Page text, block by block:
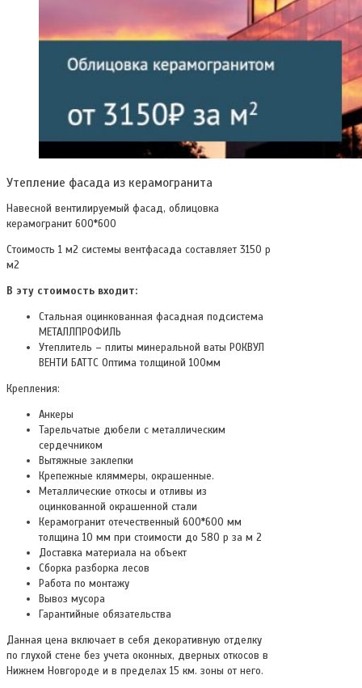
Утепление фасада из керамогранита
Навесной вентилируемый фасад, облицовка
керамогранит 600*600
Стоимость 1 м2 системы вентфасада составляет 3150 р
м2
В эту стоимость входит:
Стальная оцинкованная фасадная подсистема
МЕТАЛЛПРОФИЛЬ
Утеплитель – плиты минеральной ваты РОКВУЛ
ВЕНТИ БАТТС Оптима толщиной 100мм
Крепления:
Анкеры
Тарельчатые дюбели с металлическим
сердечником
Вытяжные заклепки
Крепежные кляммеры, окрашенные.
Металлические откосы и отливы из
оцинкованной окрашенной стали
Керамогранит отечественный 600*600 мм
толщина 10 мм при стоимости до 580 р за м 2
Доставка материала на объект
Сборка разборка лесов
Работа по монтажу
Вывоз мусора
Гарантийные обязательства
Данная цена включает в себя декоративную отделку
по глухой стене без учета оконных, дверных откосов в
Нижнем Новгороде и в пределах 15 км. зоны от него.